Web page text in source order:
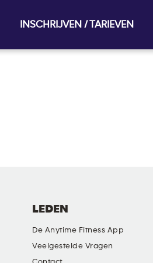
INSCHRIJVEN / TARIEVEN
LEDEN
De Anytime Fitness App
Veelgestelde Vragen